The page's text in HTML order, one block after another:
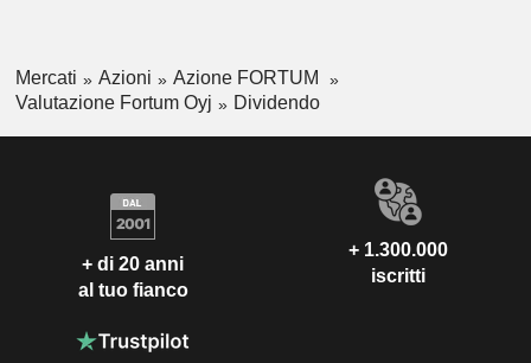
Mercati Azioni
Azione FORTUM
Valutazione Fortum Oyj
Dividendo
+ di 20 anni
al tuo fianco
+ 1.300.000
iscritti